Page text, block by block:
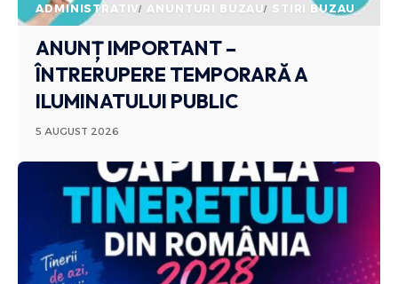
ADMINISTRATIV ANUNTURI BUZAU STIRI BUZAU
ANUNȚ IMPORTANT –
ÎNTRERUPERE TEMPORARĂ A
ILUMINATULUI PUBLIC
5 AUGUST 2026